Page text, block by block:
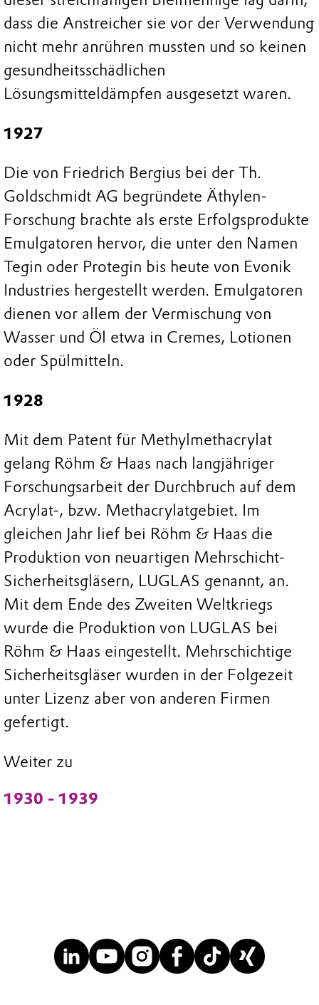
dass die Anstreicher sie vor der Verwendung
nicht mehr anrühren mussten und so keinen
gesundheitsschädlichen
Lösungsmitteldämpfen ausgesetzt waren.
1927
Die von Friedrich Bergius bei der Th.
Goldschmidt AG begründete Äthylen-
Forschung brachte als erste Erfolgsprodukte
Emulgatoren hervor, die unter den Namen
Tegin oder Protegin bis heute von Evonik
Industries hergestellt werden. Emulgatoren
dienen vor allem der Vermischung von
Wasser und Öl etwa in Cremes, Lotionen
oder Spülmitteln.
1928
Mit dem Patent für Methylmethacrylat
gelang Röhm & Haas nach langjähriger
Forschungsarbeit der Durchbruch auf dem
Acrylat-, bzw. Methacrylatgebiet. Im
gleichen Jahr lief bei Röhm & Haas die
Produktion von neuartigen Mehrschicht-
Sicherheitsgläsern, LUGLAS genannt, an.
Mit dem Ende des Zweiten Weltkriegs
wurde die Produktion von LUGLAS bei
Röhm & Haas eingestellt. Mehrschichtige
Sicherheitsgläser wurden in der Folgezeit
unter Lizenz aber von anderen Firmen
gefertigt.
Weiter zu
1930 - 1939